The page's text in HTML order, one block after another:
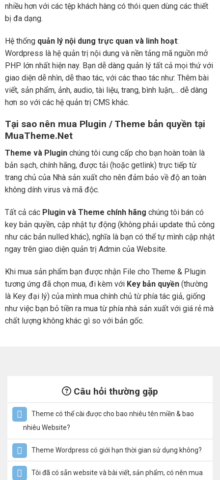
nhiều hơn với các tệp khách hàng có thói quen dùng các thiết
bị đa dạng.
Hệ thống quản lý nội dung trực quan và linh hoạt:
Wordpress là hệ quản trị nội dung và nền tảng mã nguồn mở
PHP lớn nhất hiện nay. Bạn dễ dàng quản lý tất cả mọi thứ với
giao diện dễ nhìn, dễ thao tác, với các thao tác như: Thêm bài
viết, sản phẩm, ảnh, audio, tài liệu, trang, bình luận,... dễ dàng
hơn so với các hệ quản trị CMS khác.
Tại sao nên mua Plugin / Theme bản quyền tại
MuaTheme.Net
Theme và Plugin chúng tôi cung cấp cho bạn hoàn toàn là
bản sạch, chính hãng, được tải (hoặc getlink) trực tiếp từ
trang chủ của Nhà sản xuất cho nên đảm bảo về độ an toàn
không dính virus và mã độc.
Tất cả các Plugin và Theme chính hãng chúng tôi bán có
key bản quyền, cập nhật tự động (không phải update thủ công
như các bản nulled khác), nghĩa là bạn có thể tự mình cập nhật
ngay trên giao diện quản trị Admin của Website.
Khi mua sản phẩm bạn được nhận File cho Theme & Plugin
tương ứng đã chọn mua, đi kèm với Key bản quyền (thường
là Key đại lý) của mình mua chính chủ từ phía tác giả, giống
như việc bạn bỏ tiền ra mua từ phía nhà sản xuất với giá rẻ mà
chất lượng không khác gì so với bản gốc.
Câu hỏi thường gặp
Theme có thể cài được cho bao nhiêu tên miền & bao
nhiêu Website?
Theme Wordpress có giới hạn thời gian sử dụng không?
Tôi đã có sẵn website và bài viết, sản phẩm, có nên mua